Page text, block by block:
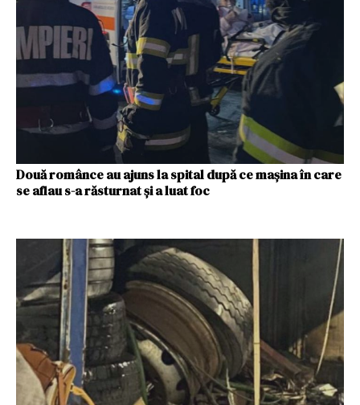
Două românce au ajuns la spital după ce maşina în care
se aflau s-a răsturnat şi a luat foc